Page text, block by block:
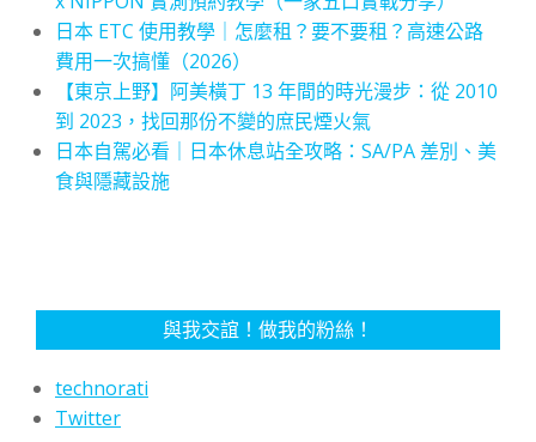
日本 ETC 使用教學｜怎麼租？要不要租？高速公路
費用一次搞懂（2026）
【東京上野】阿美橫丁 13 年間的時光漫步：從 2010
到 2023，找回那份不變的庶民煙火氣
日本自駕必看｜日本休息站全攻略：SA/PA 差別、美
食與隱藏設施
與我交誼！做我的粉絲！
technorati
Twitter